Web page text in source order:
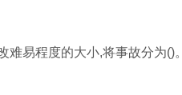
易程度的大小,将事故分为()。